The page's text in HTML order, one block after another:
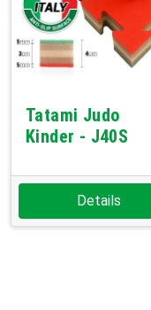
Tatami Judo
Kinder - J40S
Details